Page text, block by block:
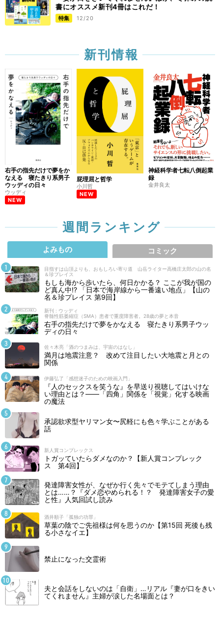
書にオススメ新刊4冊はこれだ！
特集 12/20
新刊情報
右手の指先だけで夢をか
なえる 寝たきり系男子
ウッディの日々
ウッディ
NEW
屁理屈と哲学
小川哲
NEW
神経科学者七転八倒起業
録
金井良太
週間ランキング
よみもの コミック
目指すは山頂よりも、おもしろい寄り道 山岳ライター高橋庄太郎の山の名
＆珍プレイス
もしも海から歩いたら、何日かかる？ ここが我が国の
ど真ん中!? 「日本で海岸線から一番遠い地点」【山の
名＆珍プレイス 第9回】
新刊 : ウッディ
脊髄性筋萎縮症（SMA）患者で重度障害者。28歳の夢と本音
右手の指先だけで夢をかなえる 寝たきり系男子ウッ
ディの日々
佐々木亮「酒のつまみは、宇宙のはなし」
満月は地震注意？ 改めて注目したい大地震と月との
関係
伊藤弘了「感想迷子のための映画入門」
『人のセックスを笑うな』を早送り視聴してはいけな
い理由とは？――「四角」関係を「視覚」化する映画
の魔法
承認欲求型ヤリマン女〜尻軽にも色々学ぶことがある
話
新人賞コンプレックス
トガッていたらダメなのか？【新人賞コンプレック
ス 第4回】
発達障害女性が、なぜか行く先々でモテてしまう理由
とは……？『ダメ恋やめられる！？ 発達障害女子の愛
と性』人気回試し読み
酒井順子「孤独の功罪」
草葉の陰でご先祖様は何を思うのか【第15回 死後も残
る小さなイエ】
禁止になった交霊術
夫と会話をしないのは「自衛」…リアル『妻が口をきい
てくれません』主婦が涙した名場面とは？